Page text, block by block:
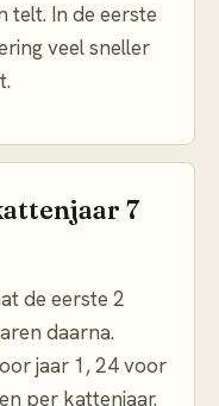
telt. In de eerste
veel sneller
7
de eerste 2
daarna.
jaar 1, 24 voor
per kattenjaar.